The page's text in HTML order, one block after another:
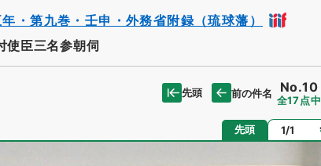
・第九巻・壬申・外務省附録（琉球藩）
使臣三名参朝伺
先頭 前の件名 No.10
全17点中
先頭 ページ